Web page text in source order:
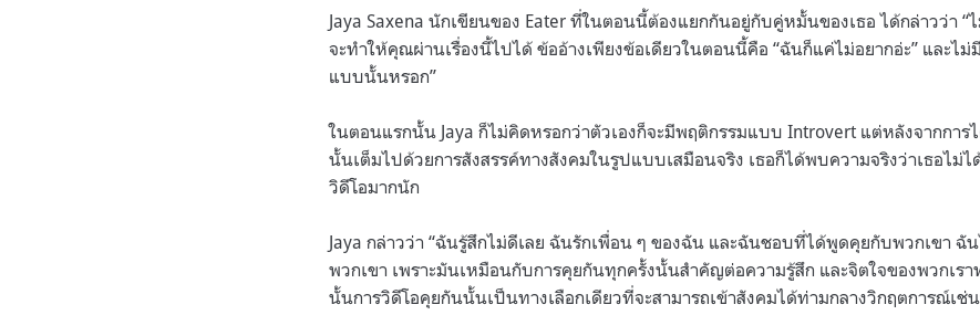
Jaya Saxena นักเขียนของ Eater ที่ในตอนนี้ต้องแยกกันอยู่กับคู่หมั้นของเธอ ได้กล่าวว่า
จะทำให้คุณผ่านเรื่องนี้ไปได้ ข้ออ้างเพียงข้อเดียวในตอนนี้คือ “ฉันก็แค่ไม่อยากอ่ะ” และไม่
แบบนั้นหรอก”
ในตอนแรกนั้น Jaya ก็ไม่คิดหรอกว่าตัวเองก็จะมีพฤติกรรมแบบ Introvert แต่หลังจากการไ
นั้นเต็มไปด้วยการสังสรรค์ทางสังคมในรูปแบบเสมือนจริง เธอก็ได้พบความจริงว่าเธอไม่
วิดีโอมากนัก
Jaya กล่าวว่า “ฉันรู้สึกไม่ดีเลย ฉันรักเพื่อน ๆ ของฉัน และฉันชอบที่ได้พูดคุยกับพวกเขา ฉั
พวกเขา เพราะมันเหมือนกับการคุยกันทุกครั้งนั้นสำคัญต่อความรู้สึก และจิตใจของพวกเร
นั้นการวิดีโอคุยกันนั้นเป็นทางเลือกเดียวที่จะสามารถเข้าสังคมได้ท่ามกลางวิกฤตการณ์เช่